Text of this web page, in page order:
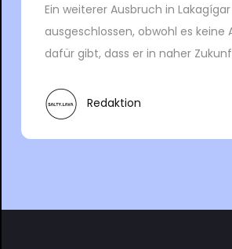
Ein weiterer Ausbruch in
ausgeschlossen, obwohl es keine
dafür gibt, dass er in naher
Redaktion